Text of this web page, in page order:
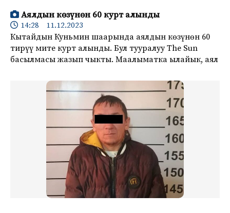
Аялдын көзүнөн 60 курт алынды
14:28 11.12.2023
Кытайдын Куньмин шаарында аялдын көзүнөн 60
тирүү мите курт алынды. Бул тууралуу The Sun
басылмасы жазып чыкты. Маалыматка ылайык, аял